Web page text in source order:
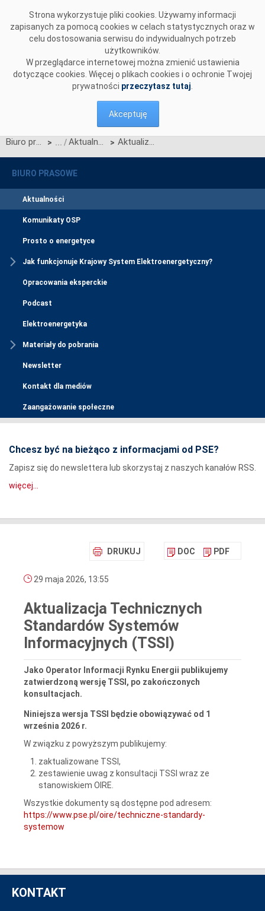
Strona wykorzystuje pliki cookies. Używamy informacji
zapisanych za pomocą cookies w celach statystycznych oraz w
celu dostosowania serwisu do indywidualnych potrzeb
użytkowników.
W przeglądarce internetowej można zmienić ustawienia
dotyczące cookies. Więcej o plikach cookies i o ochronie Twojej
prywatności przeczytasz tutaj
Akceptuję
Biuro prasowe > Aktualności > Aktualizacja Technicznych Standardów Systemów Informacyjnych (TSSI)
BIURO PRASOWE
Aktualności
Komunikaty OSP
Prosto o energetyce
Jak funkcjonuje Krajowy System Elektroenergetyczny?
Opracowania eksperckie
Podcast
Elektroenergetyka
Materiały do pobrania
Newsletter
Kontakt dla mediów
Zaangażowanie społeczne
Chcesz być na bieżąco z informacjami od PSE?
Zapisz się do newslettera lub skorzystaj z naszych kanałów RSS.
więcej...
DRUKUJ DOC PDF
29 maja 2026, 13:55
Aktualizacja Technicznych
Standardów Systemów
Informacyjnych (TSSI)
Jako Operator Informacji Rynku Energii publikujemy
zatwierdzoną wersję TSSI, po zakończonych
konsultacjach.
Niniejsza wersja TSSI będzie obowiązywać od 1
września 2026 r.
W związku z powyższym publikujemy:
zaktualizowane TSSI,
zestawienie uwag z konsultacji TSSI wraz ze
stanowiskiem OIRE.
Wszystkie dokumenty są dostępne pod adresem:
https://www.pse.pl/oire/techniczne-standardy-
systemow
KONTAKT